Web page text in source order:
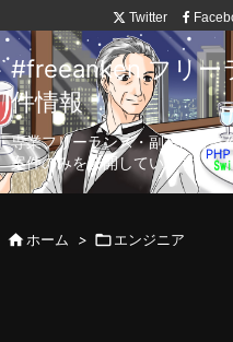
Twitter
#freeanken フリ
件情報
専業フリーランス・副業向け
案件のみを公開しています。
ホーム > エンジニア